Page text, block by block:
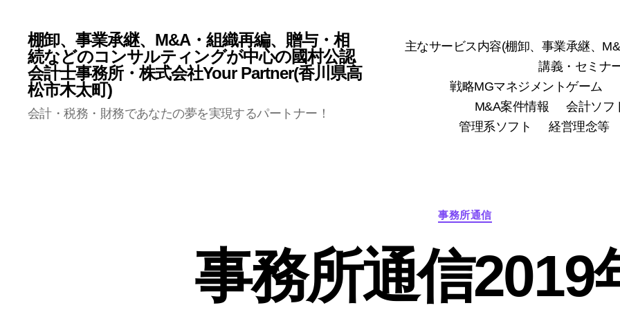
棚卸、事業承継、M&A・組織再編、贈与・相
続などのコンサルティングが中心の國村公認
会計士事務所・株式会社Your Partner(香川県高
松市木太町)
会計・税務・財務であなたの夢を実現するパートナー！
主なサービス内容(棚卸、事業承継、
講義・セミナ
戦略MGマネジメントゲーム
M&A案件情報
会計ソフ
管理系ソフト
経営理念等
カ
テ
リ
ー
事務所通信
事務所通信2019